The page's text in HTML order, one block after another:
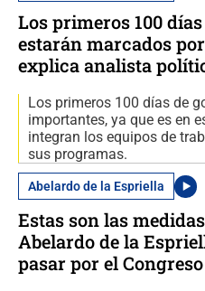
Los primeros 100
estarán marcados
explica analista
Los primeros 100 días de
importantes, ya que es en
integran los equipos de
sus programas.
Abelardo de la Espriella
Estas son las
Abelardo de la
pasar por el Congreso